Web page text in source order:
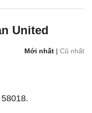
United
Mới nhất | Cũ nhất